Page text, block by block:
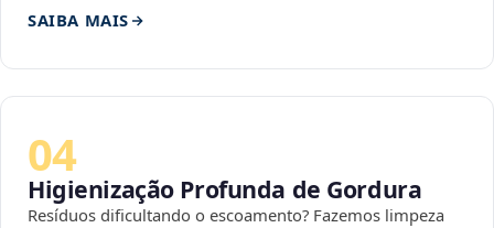
SAIBA MAIS
04
Higienização Profunda de Gordura
Resíduos dificultando o escoamento? Fazemos limpeza